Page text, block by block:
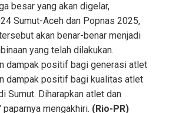
besar yang akan digelar,
Sumut-Aceh dan Popnas 2025,
akan benar-benar menjadi
yang telah dilakukan.
dampak positif bagi generasi atlet
dampak positif bagi kualitas atlet
Sumut. Diharapkan atlet dan
mengakhiri. (Rio-PR)